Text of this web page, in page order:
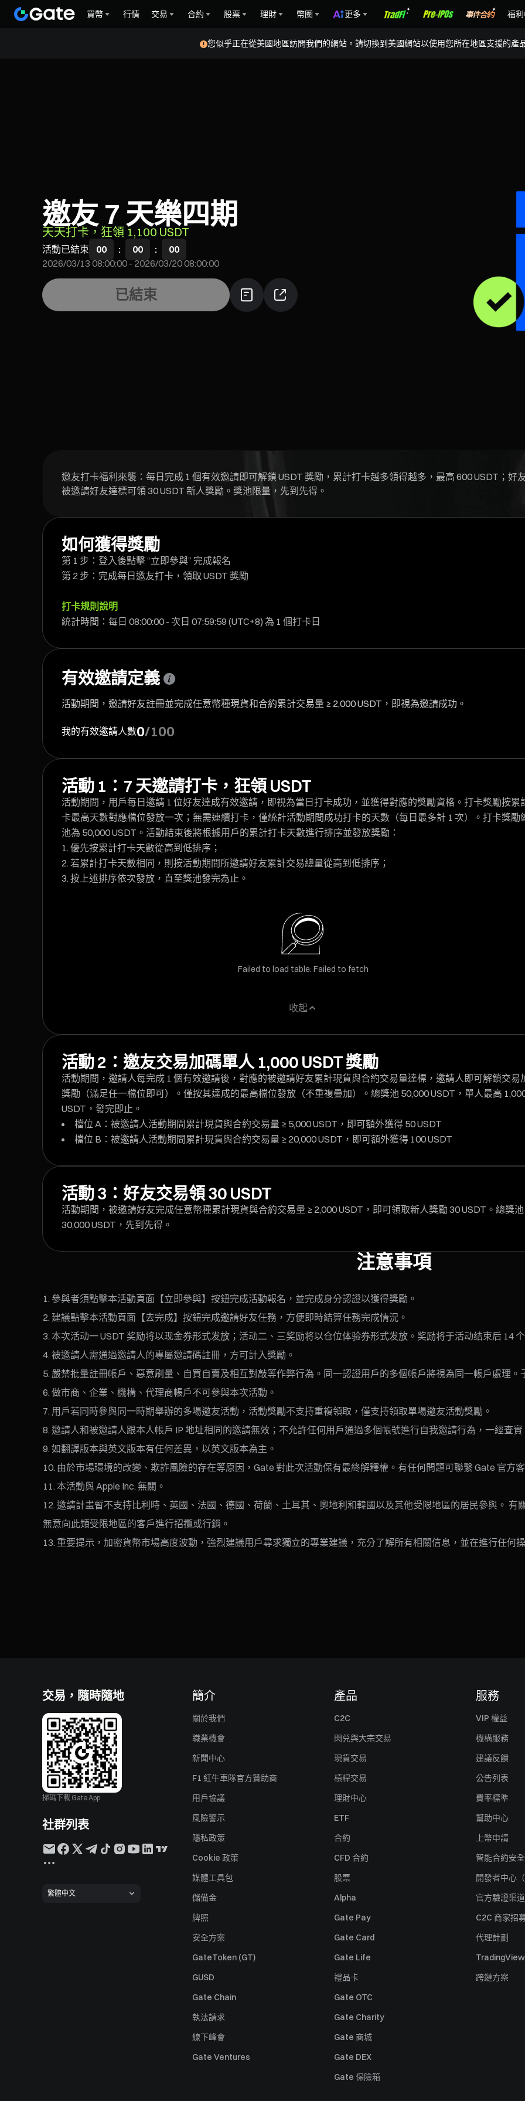
買幣 行情 交易 合約 股票 理財 幣圈 更多 福
您似乎正在從美國地區訪問我們的網站。請切換到美國網站以使用您所在地區支援的產
邀友 7 天樂四期
天天打卡，狂領 1,100 USDT
活動已結束 00 : 00 :
00
2026/03/13 08:00:00-2026/03/20 08:00:00
已結束
邀友打卡福利來襲：每日完成 1 個有效邀請即可解鎖 USDT 獎勵，累計打卡越多領得越多，最高 600 USDT；好
被邀請好友達標可領 30 USDT 新人獎勵。獎池限量，先到先得。
如何獲得獎勵
第 1 步：登入後點擊 “立即參與” 完成報名
第 2 步：完成每日邀友打卡，領取 USDT 獎勵
打卡規則說明
統計時間：每日 08:00:00 - 次日 07:59:59 (UTC+8) 為 1 個打卡日
有效邀請定義
活動期間，邀請好友註冊並完成任意幣種現貨和合約累計交易量 ≥ 2,000 USDT，即視為邀請成功。
我的有效邀請人數0/100
活動 1：7 天邀請打卡，狂領 USDT
活動期間，用戶每日邀請 1 位好友達成有效邀請，即視為當日打卡成功，並獲得對應的獎勵資格。打卡獎勵按累
卡最高天數對應檔位發放一次；無需連續打卡，僅統計活動期間成功打卡的天數（每日最多計 1 次）。打卡獎勵
池為 50,000 USDT。活動結束後將根據用戶的累計打卡天數進行排序並發放獎勵：
優先按累計打卡天數從高到低排序；
若累計打卡天數相同，則按活動期間所邀請好友累計交易總量從高到低排序；
按上述排序依次發放，直至獎池發完為止。
Failed to load table: Failed to fetch
收起
活動 2：邀友交易加碼單人 1,000 USDT 獎勵
活動期間，邀請人每完成 1 個有效邀請後，對應的被邀請好友累計現貨與合約交易量達標，邀請人即可解鎖交易
獎勵（滿足任一檔位即可）。僅按其達成的最高檔位發放（不重複疊加）。總獎池 50,000 USDT，單人最高
USDT，發完即止。
檔位 A：被邀請人活動期間累計現貨與合約交易量 ≥ 5,000 USDT，即可額外獲得 50 USDT
檔位 B：被邀請人活動期間累計現貨與合約交易量 ≥ 20,000 USDT，即可額外獲得 100 USDT
活動 3：好友交易領 30 USDT
活動期間，被邀請好友完成任意幣種累計現貨與合約交易量 ≥ 2,000 USDT，即可領取新人獎勵 30 USDT。總獎池
30,000 USDT，先到先得。
注意事項
參與者須點擊本活動頁面【立即參與】按鈕完成活動報名，並完成身分認證以獲得獎勵。
建議點擊本活動頁面【去完成】按鈕完成邀請好友任務，方便即時結算任務完成情況。
本次活动一 USDT 奖励将以现金券形式发放；活动二、三奖励将以仓位体验券形式发放。奖励将于活动结束后 14
被邀請人需通過邀請人的專屬邀請碼註冊，方可計入獎勵。
嚴禁批量註冊帳戶、惡意刷量、自買自賣及相互對敲等作弊行為。同一認證用戶的多個帳戶將視為同一帳戶處理。
做市商、企業、機構、代理商帳戶不可參與本次活動。
用戶若同時參與同一時期舉辦的多場邀友活動，活動獎勵不支持重複領取，僅支持領取單場邀友活動獎勵。
邀請人和被邀請人跟本人帳戶 IP 地址相同的邀請無效；不允許任何用戶通過多個帳號進行自我邀請行為，一經查
如翻譯版本與英文版本有任何差異，以英文版本為主。
由於市場環境的改變、欺詐風險的存在等原因，Gate 對此次活動保有最終解釋權。有任何問題可聯繫 Gate 官方
本活動與 Apple Inc. 無關。
邀請計畫暫不支持比利時、英國、法國、德國、荷蘭、土耳其、奧地利和韓國以及其他受限地區的居民參與。 有
無意向此類受限地區的客戶進行招攬或行銷。
重要提示，加密貨幣市場高度波動，強烈建議用戶尋求獨立的專業建議，充分了解所有相關信息，並在進行任何
交易，隨時隨地
掃碼下載 Gate App
社群列表
繁體中文
簡介
關於我們
職業機會
新聞中心
F1 紅牛車隊官方贊助商
用戶協議
風險警示
隱私政策
Cookie 政策
媒體工具包
儲備金
牌照
安全方案
GateToken (GT)
GUSD
Gate Chain
執法請求
線下峰會
Gate Ventures
產品
C2C
閃兑與大宗交易
現貨交易
槓桿交易
理財中心
ETF
合約
CFD 合約
股票
Alpha
Gate Pay
Gate Card
Gate Life
禮品卡
Gate OTC
Gate Charity
Gate 商城
Gate DEX
Gate 保險箱
服務
VIP 權益
機構服務
建議反饋
公告列表
費率標準
幫助中心
上幣申請
智能合約安全
開發者中心
官方驗證渠道
C2C 商家招
代理計劃
TradingView
跨鏈方案